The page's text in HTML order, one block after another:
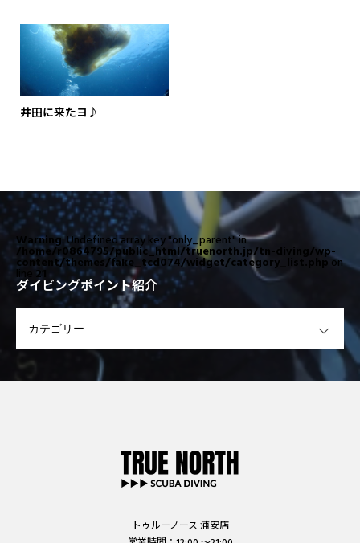
井田に来たヨ♪
Warning: Undefined array key "only_parent" in
/home/r0864795/public_html/truenorth.jp/tn-diving/wp-
content/themes/fake_tcd074/widget/category_list.php on
line 21
ダイビングポイント紹介
トゥルーノース 浦安店